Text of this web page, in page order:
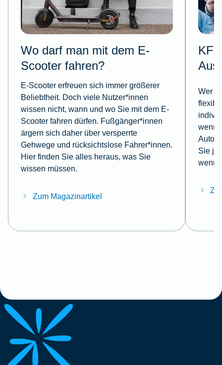
Wo darf man mit dem E-
Scooter fahren?
E-Scooter erfreuen sich immer größerer
Beliebtheit. Doch viele Nutzer*innen
wissen nicht, wann und wo Sie mit dem E-
Scooter fahren dürfen. Fußgänger*innen
ärgern sich daher über versperrte
Gehwege und rücksichtslose Fahrer*innen.
Hier finden Sie alles heraus, was Sie
wissen müssen.
Zum Magazinartikel
Wer
wenn
Sie
wenn